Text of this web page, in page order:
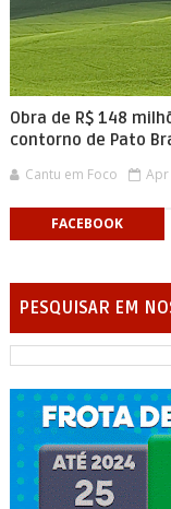
Obra de R$ 148
contorno de Pato
Cantu em Foco Apr
FACEBOOK
PESQUISAR EM